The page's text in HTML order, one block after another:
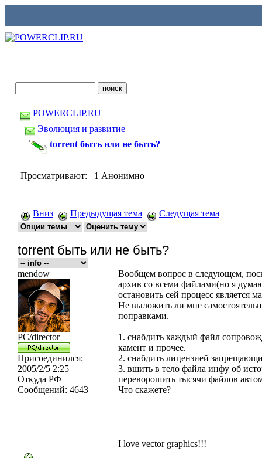
POWERCLIP.RU
Эволюция и развитие
torrent быть или не быть?
Просматривают: 1 Анонимно
Вниз Предыдущая тема Следущая тема
torrent быть или не быть?
mendow
PC/director
Присоединился:
2005/2/5 2:25
Откуда РФ
Сообщений: 4643
Вообщем вопрос в следующем,
архив со всеми файлами(но я
остановить сей процесс является
Не выложить ли мне
поправками.
1. снабдить каждый файл
камент и прочее.
2. снабдить лицензией
3. вшить в тело файла инфу об
переворошить тысячи файлов
Что скажете?
I love vector graphics!!!